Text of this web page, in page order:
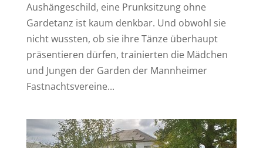
Aushängeschild, eine Prunksitzung ohne
Gardetanz ist kaum denkbar. Und obwohl sie
nicht wussten, ob sie ihre Tänze überhaupt
präsentieren dürfen, trainierten die Mädchen
und Jungen der Garden der Mannheimer
Fastnachtsvereine...